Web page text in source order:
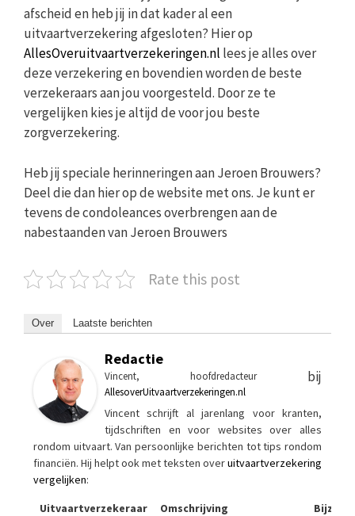
afscheid en heb jij in dat kader al een
uitvaartverzekering afgesloten? Hier op
AllesOveruitvaartverzekeringen.nl lees je alles over
deze verzekering en bovendien worden de beste
verzekeraars aan jou voorgesteld. Door ze te
vergelijken kies je altijd de voor jou beste
zorgverzekering.
Heb jij speciale herinneringen aan Jeroen Brouwers?
Deel die dan hier op de website met ons. Je kunt er
tevens de condoleances overbrengen aan de
nabestaanden van Jeroen Brouwers
Rate this post
Over Laatste berichten
Redactie
Vincent, hoofdredacteurbij
AllesoverUitvaartverzekeringen.nl
Vincent schrijft al jarenlang voor kranten,
tijdschriften en voor websites over alles
rondom uitvaart. Van persoonlijke berichten tot tips rondom
financiën. Hij helpt ook met teksten overuitvaartverzekering
vergelijken:
Uitvaartverzekeraar
Omschrijving